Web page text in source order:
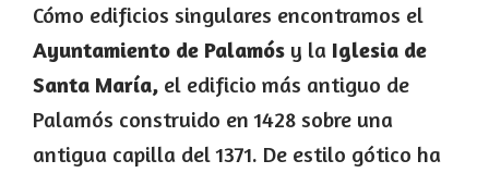
Cómo edificios singulares encontramos el
Ayuntamiento de Palamós y la Iglesia de
Santa María, el edificio más antiguo de
Palamós construido en 1428 sobre una
antigua capilla del 1371. De estilo gótico ha